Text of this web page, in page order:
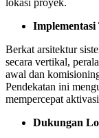
Berkat arsitektur
secara vertikal,
awal dan
Pendekatan ini
mempercepat
Dukungan